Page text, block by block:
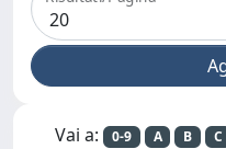
Vai a: 0-9 A B C